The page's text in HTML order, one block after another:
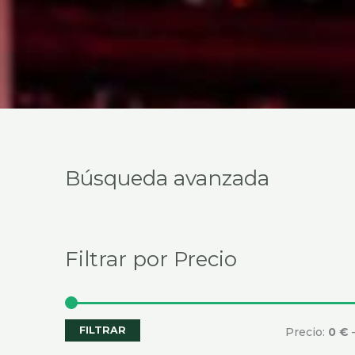
Búsqueda avanzada
Filtrar por Precio
FILTRAR Precio: 0 €
una